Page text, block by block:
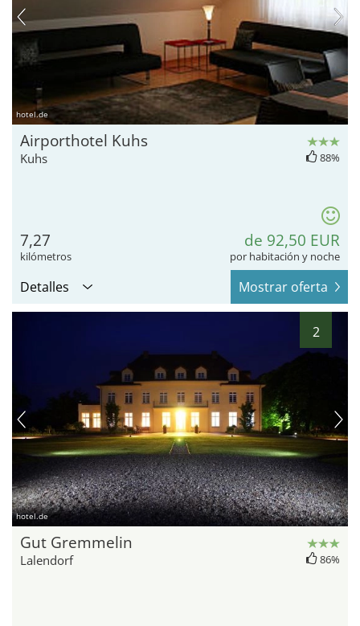
hotel.de
Airporthotel Kuhs
Kuhs 88%
7,27
kilómetros
de 92,50 EUR
por habitación y noche
Detalles Mostrar oferta
2
hotel.de
Gut Gremmelin
Lalendorf 86%